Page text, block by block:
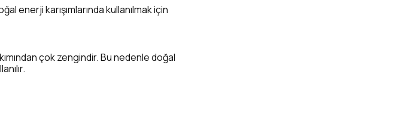
enerji karışımlarında kullanılmak için
çok zengindir. Bu nedenle doğal